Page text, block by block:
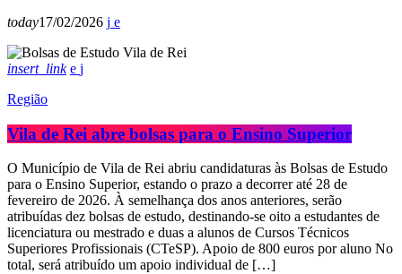
today17/02/2026
insert_link
Região
Vila de Rei abre bolsas para o Ensino Superior
O Município de Vila de Rei abriu candidaturas às Bolsas de Estudo
para o Ensino Superior, estando o prazo a decorrer até 28 de
fevereiro de 2026. À semelhança dos anos anteriores, serão
atribuídas dez bolsas de estudo, destinando-se oito a estudantes de
licenciatura ou mestrado e duas a alunos de Cursos Técnicos
Superiores Profissionais (CTeSP). Apoio de 800 euros por aluno No
total, será atribuído um apoio individual de […]